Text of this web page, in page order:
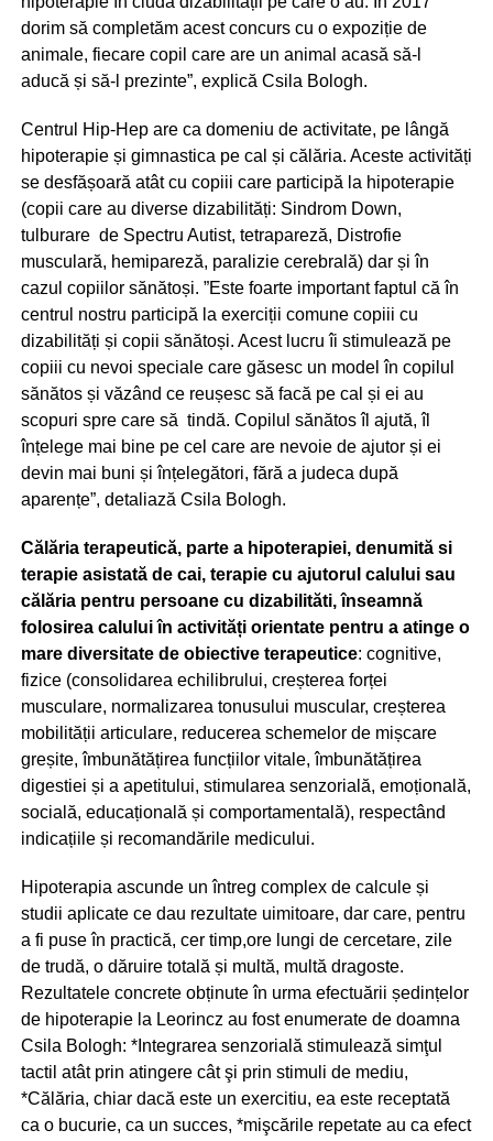
dorim să completăm acest concurs cu o expoziție de
animale, fiecare copil care are un animal acasă să-l
aducă și să-l prezinte”, explică Csila Bologh.
Centrul Hip-Hep are ca domeniu de activitate, pe lângă
hipoterapie și gimnastica pe cal și călăria. Aceste activități
se desfășoară atât cu copiii care participă la hipoterapie
(copii care au diverse dizabilități: Sindrom Down,
tulburare de Spectru Autist, tetrapareză, Distrofie
musculară, hemipareză, paralizie cerebrală) dar și în
cazul copiilor sănătoși. ”Este foarte important faptul că în
centrul nostru participă la exerciții comune copiii cu
dizabilități și copii sănătoși. Acest lucru îi stimulează pe
copiii cu nevoi speciale care găsesc un model în copilul
sănătos și văzând ce reușesc să facă pe cal și ei au
scopuri spre care să tindă. Copilul sănătos îl ajută, îl
înțelege mai bine pe cel care are nevoie de ajutor și ei
devin mai buni și înțelegători, fără a judeca după
aparențe”, detaliază Csila Bologh.
Călăria terapeutică, parte a hipotera­piei, denumită si
terapie asistată de cai, terapie cu ajutorul calului sau
călăria pentru persoane cu dizabilităti, înseamnă
folosirea calului în activități orientate pentru a atinge o
mare diver­si­ta­te de obiective terapeutice: cognitive,
fizice (consolidarea echilibrului, creșterea forței
musculare, normalizarea tonusului muscular, creșterea
mobilității articulare, reducerea schemelor de mișcare
greșite, îmbunătățirea funcțiilor vitale, îmbunătățirea
digestiei și a apetitului, stimularea senzorială, emoțională,
socială, educațională și comportamentală), respectând
indicațiile și recomandările medicului.
Hipoterapia ascunde un întreg complex de calcule și
studii aplicate ce dau rezultate uimitoare, dar care, pentru
a fi puse în practică, cer timp,ore lungi de cercetare, zile
de trudă, o dăruire totală și multă, multă dragoste.
Rezultatele concrete obținute în urma efectuării ședințelor
de hipoterapie la Leorincz au fost enumerate de doamna
Csila Bologh: *Integrarea senzorială stimulează simţul
tactil atât prin atingere cât şi prin stimuli de mediu,
*Călăria, chiar dacă este un exercitiu, ea este receptată
ca o bucurie, ca un succes, *mişcările repetate au ca efect